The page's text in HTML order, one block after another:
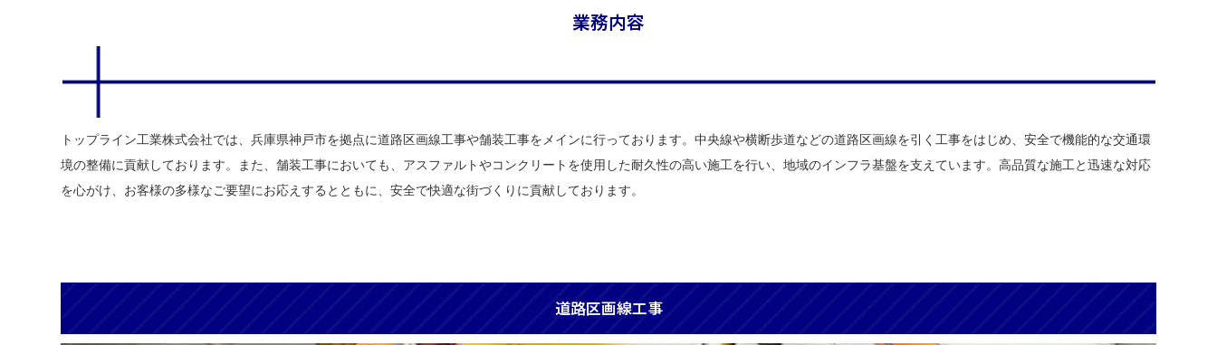
業務内容
トップライン工業株式会社では、兵庫県神戸市を拠点に道路区画線工事や舗装工事をメインに行っております。中央線や横断歩道などの道路区画線を引く工事をはじめ、安全で機能的な交通環
境の整備に貢献しております。また、舗装工事においても、アスファルトやコンクリートを使用した耐久性の高い施工を行い、地域のインフラ基盤を支えています。高品質な施工と迅速な対応
を心がけ、お客様の多様なご要望にお応えするとともに、安全で快適な街づくりに貢献しております。
道路区画線工事